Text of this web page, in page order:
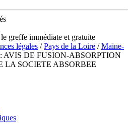
greffe immédiate et gratuite
légales /Pays de la Loire /Maine-
: AVIS DE FUSION-ABSORPTION
LA SOCIETE ABSORBEE